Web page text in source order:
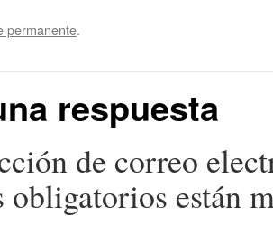
permanente.
respuesta
de correo
obligatorios están